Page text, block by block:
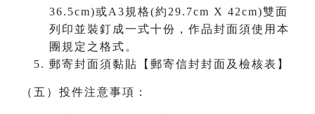
36.5cm)或A3規格(約29.7cm X 42cm)雙面
列印並裝釘成一式十份，作品封面須使用本
團規定之格式。
郵寄封面須黏貼【郵寄信封封面及檢核表】
（五）投件注意事項：